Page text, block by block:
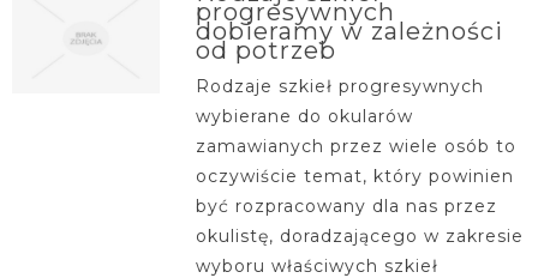
progresywnych
dobieramy w zależności
od potrzeb
Rodzaje szkieł progresywnych
wybierane do okularów
zamawianych przez wiele osób to
oczywiście temat, który powinien
być rozpracowany dla nas przez
okulistę, doradzającego w zakresie
wyboru właściwych szkieł